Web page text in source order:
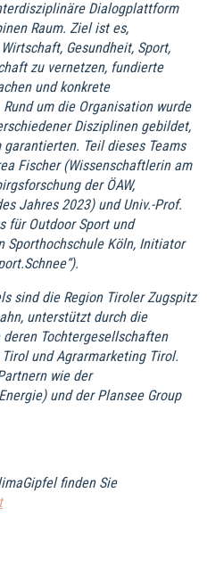
Dialogplattform
Raum. Ziel ist es,
Gesundheit, Sport,
zu vernetzen, fundierte
und konkrete
um die Organisation wurde
Disziplinen gebildet,
Teil dieses Teams
Fischer (Wissenschaftlerin am
der ÖAW,
Jahres 2023) und Univ.-Prof.
für Outdoor Sport und
Sporthochschule Köln, Initiator
sind die Region Tiroler Zugspitz
unterstützt durch die
Tochtergesellschaften
und Agrarmarketing Tirol.
wie der
und der Plansee Group
finden Sie